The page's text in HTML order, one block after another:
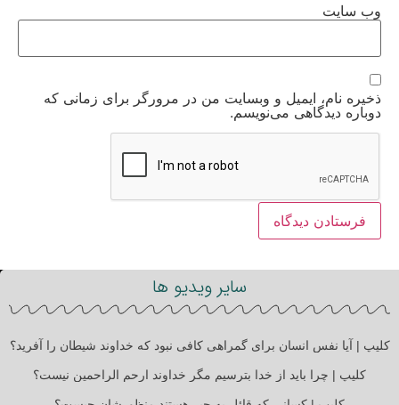
وب‌ سایت
ذخیره نام، ایمیل و وبسایت من در مرورگر برای زمانی که
دوباره دیدگاهی می‌نویسم.
سایر ویدیو ها
کلیپ | آیا نفس انسان برای گمراهی کافی نبود که خداوند شیطان را آفرید؟
کلیپ | چرا باید از خدا بترسیم مگر خداوند ارحم الراحمین نیست؟